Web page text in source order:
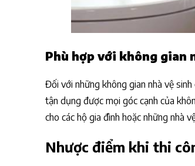
Phù hợp với không gian
Đối với những không gian nhà vệ
tận dụng được mọi góc cạnh của
cho các hộ gia đình hoặc những nhà
Nhược điểm khi thi